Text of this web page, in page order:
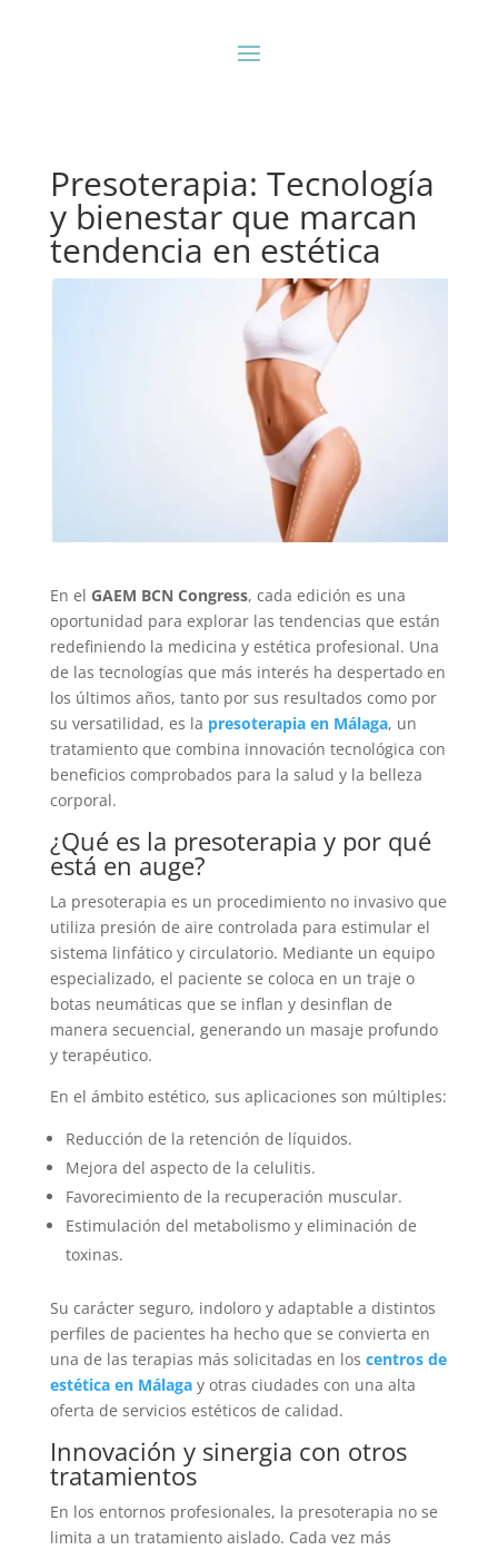
Presoterapia: Tecnología
y bienestar que marcan
tendencia en estética
En el GAEM BCN Congress, cada edición es una
oportunidad para explorar las tendencias que están
redefiniendo la medicina y estética profesional. Una
de las tecnologías que más interés ha despertado en
los últimos años, tanto por sus resultados como por
su versatilidad, es la presoterapia en Málaga, un
tratamiento que combina innovación tecnológica con
beneficios comprobados para la salud y la belleza
corporal.
¿Qué es la presoterapia y por qué
está en auge?
La presoterapia es un procedimiento no invasivo que
utiliza presión de aire controlada para estimular el
sistema linfático y circulatorio. Mediante un equipo
especializado, el paciente se coloca en un traje o
botas neumáticas que se inflan y desinflan de
manera secuencial, generando un masaje profundo
y terapéutico.
En el ámbito estético, sus aplicaciones son múltiples:
Reducción de la retención de líquidos.
Mejora del aspecto de la celulitis.
Favorecimiento de la recuperación muscular.
Estimulación del metabolismo y eliminación de
toxinas.
Su carácter seguro, indoloro y adaptable a distintos
perfiles de pacientes ha hecho que se convierta en
una de las terapias más solicitadas en los centros de
estética en Málagay otras ciudades con una alta
oferta de servicios estéticos de calidad.
Innovación y sinergia con otros
tratamientos
En los entornos profesionales, la presoterapia no se
limita a un tratamiento aislado. Cada vez más